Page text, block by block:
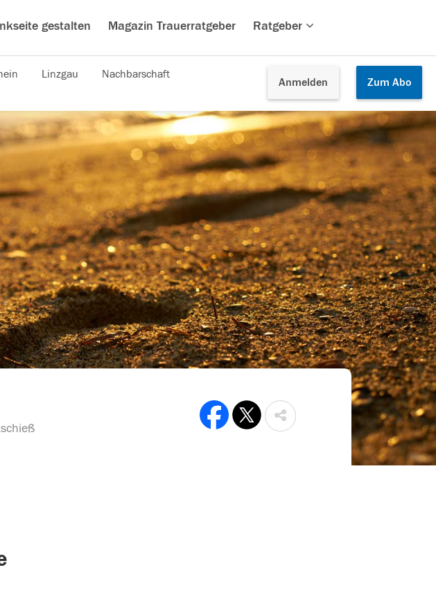
gestalten Magazin Trauerratgeber Ratgeber
Anmelden Zum Abo
Linzgau Nachbarschaft